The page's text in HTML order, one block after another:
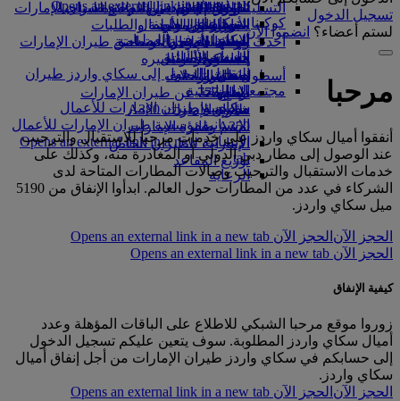
تناول الطعام في الدرجة السياحية
الممتازة
وجبات الدرجة السياحية
المشروبات
أسطول طائراتنا
بوينج 777
طائرة الإمارات A380
A350 طائرة الإمارات
الإمارات للطيران الخاص
توزيع المقاعد
السوق الحرة
متجرنا الرسمي
التسلية للأطفال
الترفيه عن الأطفال
ألعاب الأطفال
أنشطة للأطفال
in a new tab
كوكبنا
الاستدامة في العمليات
السياسة البيئية
التقارير البيئية
مجتمعاتنا المحلية
مؤسسة طيران الإمارات للأعمال
الإنسانيةمؤسسة طيران الإمارات للأعمال
الإنسانية Opens an external link in a new
tab
الرعاية
الرحلات إلى دبي
القاهرة إلى دبي
أحدث الوجهات
هلسنكي
هانغتشو
دا نانغ
شنزان
سييم ريب
Opens an external link in a new tab
شركاؤنا
سكاي واردز رايل
حاسبة الأميال
تسجيل الدخول إلى سكاي واردز طيران
الإمارات
سكاي واردز+
السفر لأصحاب الهمم مع طيران الإمارات
المساعدة الخاصة والطلبات
تجربتكم على متن الطائرة
الأدوات والموارد
الهاتف المتحرك وتطبيق طيران الإمارات
إلغاء حجز أو تغييره
تعطل الرحلات
معلومات عن طيران الإمارات
تسجيل الدخول
لستم أعضاء؟ انضموا الآن
مرحبا
أنفقوا أميال سكاي واردز على خدمات مرحبا للاستقبال والترحيب
عند الوصول إلى مطار دبي الدولي أو المغادرة منه، وكذلك على
خدمات الاستقبال والترحيب وصالات المطارات المتاحة لدى
الشركاء في عدد من المطارات حول العالم. ابدأوا الإنفاق من 5190
ميل سكاي واردز.
الحجز الآن الحجز الآن Opens an external link in a new tab
الحجز الآن Opens an external link in a new tab
كيفية الإنفاق
زوروا موقع مرحبا الشبكي للاطلاع على الباقات المؤهلة وعدد
أميال سكاي واردز المطلوبة. سوف يتعين عليكم تسجيل الدخول
إلى حسابكم في سكاي واردز طيران الإمارات من أجل إنفاق أميال
سكاي واردز.
الحجز الآن الحجز الآن Opens an external link in a new tab